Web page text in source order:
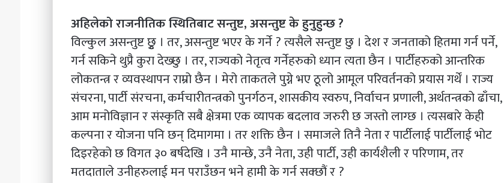
अहिलेको राजनीतिक स्थितिबाट सन्तुष्ट, असन्तुष्ट के हुनुहुन्छ ?
विल्कुल असन्तुष्ट छुृ । तर, असन्तुष्ट भएर के गर्ने ? त्यसैले सन्तुष्ट छु । देश र जनताको हितमा गर्न पर्ने,
गर्न सकिने थुप्रै कुरा देख्छु । तर, राज्यको नेतृत्व गर्नेहरुको ध्यान त्यता छैन । पार्टीहरुको आन्तरिक
लोकतन्त्र र व्यवस्थापन राम्रो छैन । मेरो ताकतले पुग्ने भए ठूलो आमूल परिवर्तनको प्रयास गर्थें । राज्य
संचरना, पार्टी संरचना, कर्मचारीतन्त्रको पुनर्गठन, शासकीय स्वरुप, निर्वाचन प्रणाली, अर्थतन्त्रको ढाँचा,
आम मनोविज्ञान र संस्कृति सबै क्षेत्रमा एक व्यापक बदलाव जरुरी छ जस्तो लाग्छ । त्यसबारे केही
कल्पना र योजना पनि छन् दिमागमा । तर शक्ति छैन । समाजले तिनै नेता र पार्टीलाई पार्टीलाई भोट
दिइरहेको छ विगत ३० बर्षदेखि । उनै मान्छे, उनै नेता, उही पार्टी, उही कार्यशैली र परिणाम, तर
मतदाताले उनीहरुलाई मन पराउँछन भने हामी के गर्न सक्छौं र ?